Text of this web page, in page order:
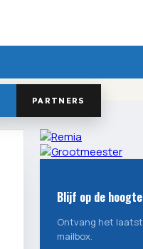
PARTNERS
Blijf op de hoogte
Ontvang het
mailbox.